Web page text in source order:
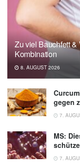
Zu viel Bauchfett
Kombination
8. AUGUST 2026
gegen
7.
MS:
7.